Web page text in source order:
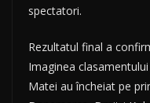
spectatori.
Rezultatul final a
Imaginea
Matei au încheiat pe